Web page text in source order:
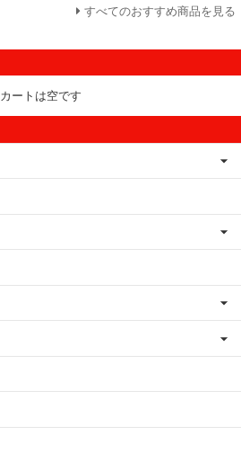
すべてのおすすめ商品を見る
カートは空です